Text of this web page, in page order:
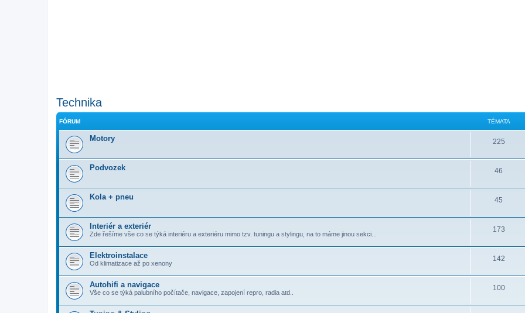
Technika
FÓRUM TÉMATA
Motory 225
Podvozek 46
Kola + pneu 45
Interiér a exteriér
Zde řešíme vše co se týká interiéru a exteriéru mimo tzv. tuningu a stylingu, na to máme jinou sekci...
173
Elektroinstalace
Od klimatizace až po xenony
142
Autohifi a navigace
Vše co se týká palubního počítače, navigace, zapojení repro, radia atd..
100